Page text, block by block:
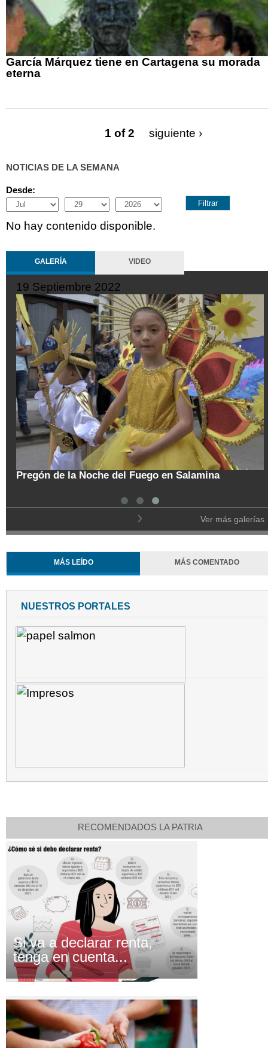
García Márquez tiene en Cartagena su morada
eterna
1 of 2 siguiente ›
NOTICIAS DE LA SEMANA
Desde:
Month
Day Year
No hay contenido disponible.
GALERÍA VIDEO
19 Septiembre 2022
Pregón de la Noche del Fuego en Salamina
Ver más galerías
MÁS LEÍDO MÁS COMENTADO
NUESTROS PORTALES
RECOMENDADOS LA PATRIA
Si va a declarar renta,
tenga en cuenta...